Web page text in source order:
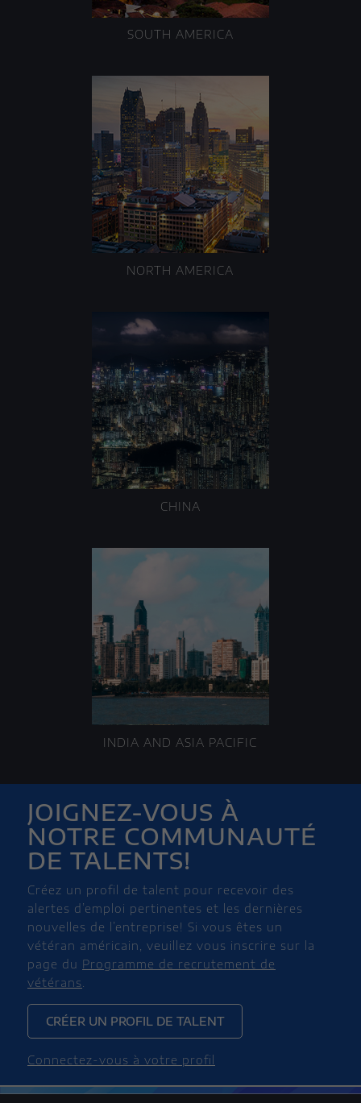
SOUTH AMERICA
NORTH AMERICA
CHINA
INDIA AND ASIA PACIFIC
JOIGNEZ-VOUS À
NOTRE COMMUNAUTÉ
DE TALENTS!
Créez un profil de talent pour recevoir des
alertes d’emploi pertinentes et les dernières
nouvelles de l’entreprise! Si vous êtes un
vétéran américain, veuillez vous inscrire sur la
page du Programme de recrutement de
vétérans
CRÉER UN PROFIL DE TALENT
Connectez-vous à votre profil